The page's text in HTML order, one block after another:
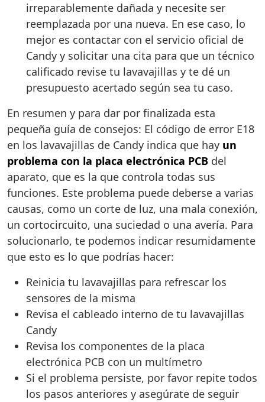
irreparablemente dañada y necesite ser
reemplazada por una nueva. En ese caso, lo
mejor es contactar con el servicio oficial de
Candy y solicitar una cita para que un técnico
calificado revise tu lavavajillas y te dé un
presupuesto acertado según sea tu caso.
En resumen y para dar por finalizada esta
pequeña guía de consejos: El código de error E18
en los lavavajillas de Candy indica que hay un
problema con la placa electrónica PCB del
aparato, que es la que controla todas sus
funciones. Este problema puede deberse a varias
causas, como un corte de luz, una mala conexión,
un cortocircuito, una suciedad o una avería. Para
solucionarlo, te podemos indicar resumidamente
que esto es lo que podrías hacer:
Reinicia tu lavavajillas para refrescar los
sensores de la misma
Revisa el cableado interno de tu lavavajillas
Candy
Revisa los componentes de la placa
electrónica PCB con un multímetro
Si el problema persiste, por favor repite todos
los pasos anteriores y asegúrate de seguir